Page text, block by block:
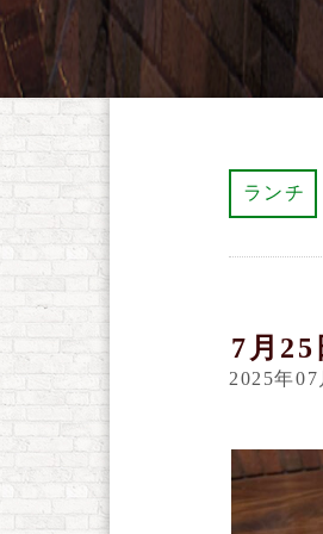
ランチ
7月
2025年